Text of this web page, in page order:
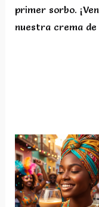
primer sorbo.
nuestra crema de